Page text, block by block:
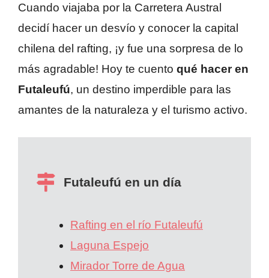
Cuando viajaba por la Carretera Austral
decidí hacer un desvío y conocer la capital
chilena del rafting, ¡y fue una sorpresa de lo
más agradable! Hoy te cuento qué hacer en
Futaleufú, un destino imperdible para las
amantes de la naturaleza y el turismo activo.
Futaleufú en un día
Rafting en el río Futaleufú
Laguna Espejo
Mirador Torre de Agua